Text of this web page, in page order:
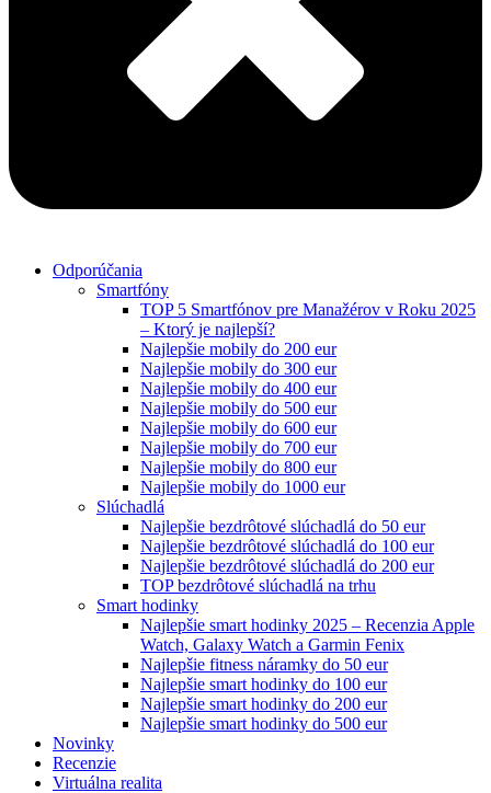
Odporúčania
Smartfóny
TOP 5 Smartfónov pre Manažérov v Roku 2025
– Ktorý je najlepší?
Najlepšie mobily do 200 eur
Najlepšie mobily do 300 eur
Najlepšie mobily do 400 eur
Najlepšie mobily do 500 eur
Najlepšie mobily do 600 eur
Najlepšie mobily do 700 eur
Najlepšie mobily do 800 eur
Najlepšie mobily do 1000 eur
Slúchadlá
Najlepšie bezdrôtové slúchadlá do 50 eur
Najlepšie bezdrôtové slúchadlá do 100 eur
Najlepšie bezdrôtové slúchadlá do 200 eur
TOP bezdrôtové slúchadlá na trhu
Smart hodinky
Najlepšie smart hodinky 2025 – Recenzia Apple
Watch, Galaxy Watch a Garmin Fenix
Najlepšie fitness náramky do 50 eur
Najlepšie smart hodinky do 100 eur
Najlepšie smart hodinky do 200 eur
Najlepšie smart hodinky do 500 eur
Novinky
Recenzie
Virtuálna realita